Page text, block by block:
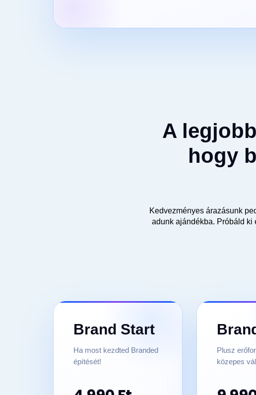
A
hogy
Kedvezményes árazásunk
adunk ajándékba. Próbáld ki
Brand Start
Ha most kezdted Branded
építését!
Plusz
közepes